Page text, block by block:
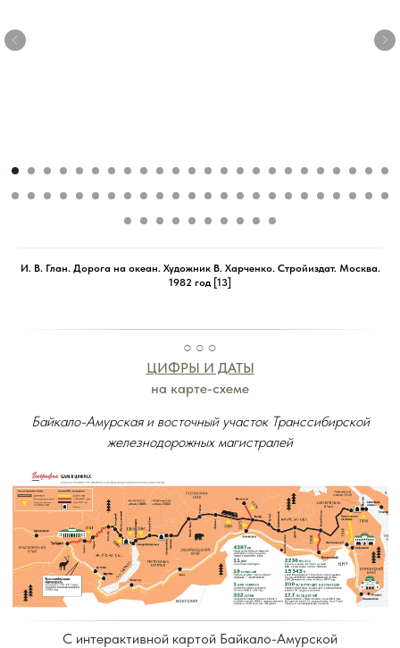
И. В. Глан. Дорога на океан. Художник В. Харченко. Стройиздат. Москва.
1982 год [13]
○ ○ ○
ЦИФРЫ И ДАТЫ
на карте-схеме
Байкало-Амурская и восточный участок Транссибирской
железнодорожных магистралей
С интерактивной картой Байкало-Амурской